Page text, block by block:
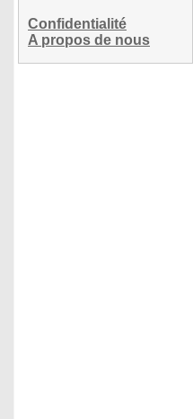
Confidentialité
A propos de nous